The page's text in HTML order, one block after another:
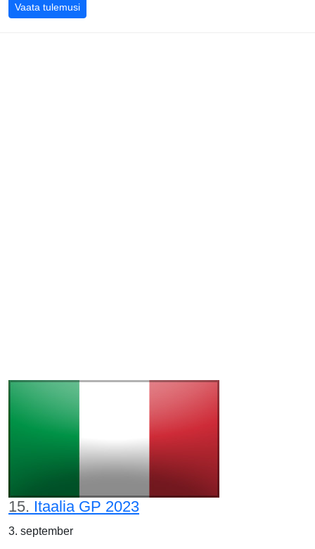
Vaata tulemusiHollandi GP 2023
15. Itaalia GP 2023
3. september